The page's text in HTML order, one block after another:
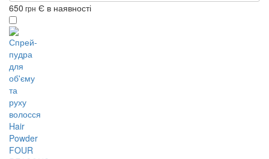
650 грн Є в наявності